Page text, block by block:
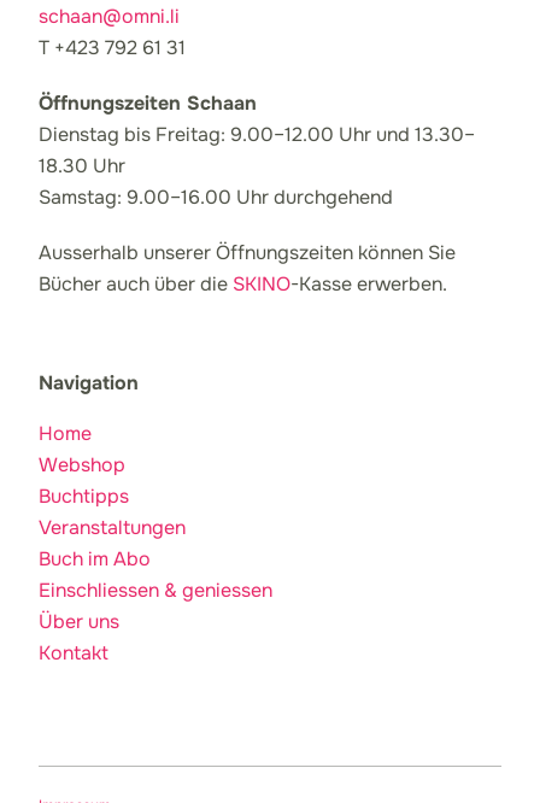
schaan@omni.li
T +423 792 61 31
Öffnungszeiten Schaan
Dienstag bis Freitag: 9.00–12.00 Uhr und 13.30–
18.30 Uhr
Samstag: 9.00–16.00 Uhr durchgehend
Ausserhalb unserer Öffnungszeiten können Sie
Bücher auch über die SKINO-Kasse erwerben.
Navigation
Home
Webshop
Buchtipps
Veranstaltungen
Buch im Abo
Einschliessen & geniessen
Über uns
Kontakt